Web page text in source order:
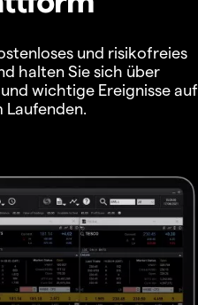
und risikofreies
halten Sie sich über
wichtige Ereignisse auf
Laufenden.